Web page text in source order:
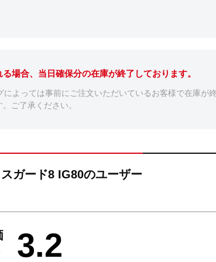
場合、当日確保分の在庫が終了しております。
よっては事前にご注文いただいているお客様で在庫が
ご了承ください。
ガード8 IG80のユーザー
3.2